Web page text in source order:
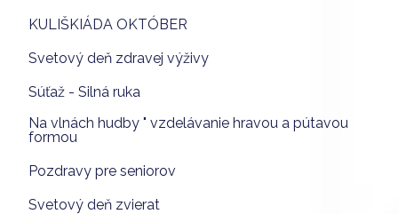
KULIŠKIÁDA OKTÓBER
Svetový deň zdravej výživy
Súťaž - Silná ruka
Na vlnách hudby " vzdelávanie hravou a pútavou
formou
Pozdravy pre seniorov
Svetový deň zvierat